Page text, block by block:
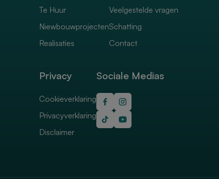
Te Huur
Niewbouwprojecten
Realisaties
Veelgestelde vragen
Schatting
Contact
Privacy
Cookieverklaring
Privacyverklaring
Disclaimer
Sociale Medias